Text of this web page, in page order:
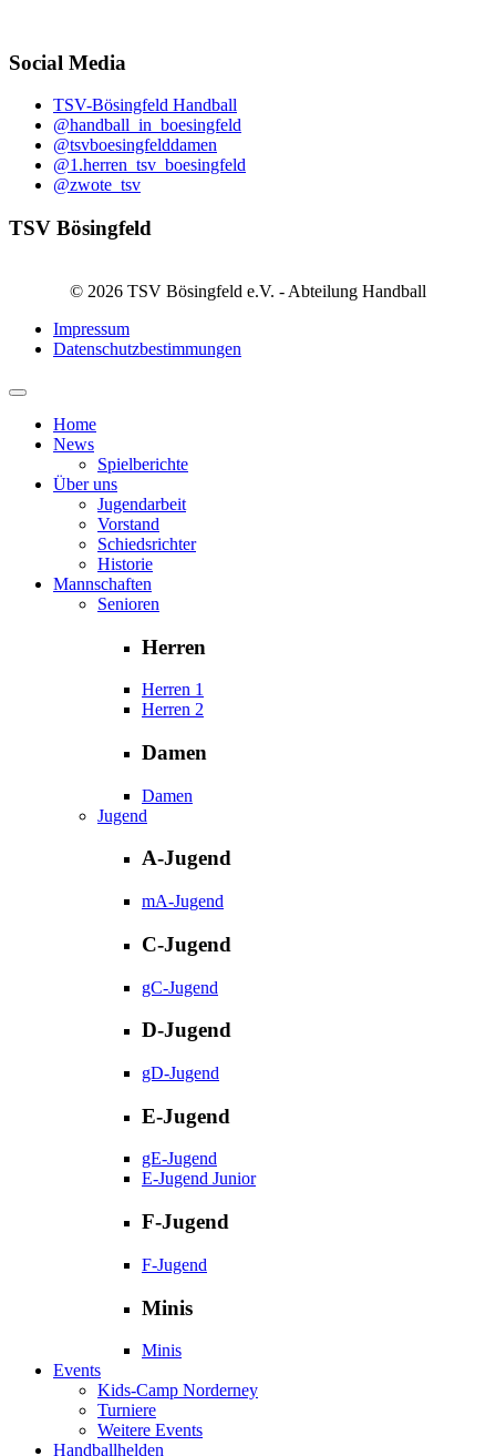
Social Media
TSV-Bösingfeld Handball
@handball_in_boesingfeld
@tsvboesingfelddamen
@1.herren_tsv_boesingfeld
@zwote_tsv
TSV Bösingfeld
© 2026 TSV Bösingfeld e.V. - Abteilung Handball
Impressum
Datenschutzbestimmungen
Home
News
Spielberichte
Über uns
Jugendarbeit
Vorstand
Schiedsrichter
Historie
Mannschaften
Senioren
Herren
Herren 1
Herren 2
Damen
Damen
Jugend
A-Jugend
mA-Jugend
C-Jugend
gC-Jugend
D-Jugend
gD-Jugend
E-Jugend
gE-Jugend
E-Jugend Junior
F-Jugend
F-Jugend
Minis
Minis
Events
Kids-Camp Norderney
Turniere
Weitere Events
Handballhelden